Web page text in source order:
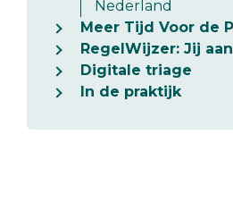
Nederland
Meer Tijd Voor de
RegelWijzer: Jij
Digitale triage
In de praktijk